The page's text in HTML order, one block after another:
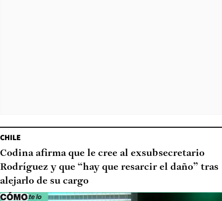
CHILE
Codina afirma que le cree al exsubsecretario
Rodríguez y que “hay que resarcir el daño” tras
alejarlo de su cargo